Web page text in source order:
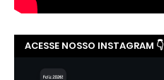
ACESSE NOSSO INSTAGRAM 👇